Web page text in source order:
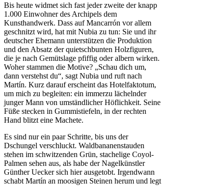
Bis heute widmet sich fast jeder zweite der knapp
1.000 Einwohner des Archipels dem
Kunsthandwerk. Dass auf Mancarrón vor allem
geschnitzt wird, hat mit Nubia zu tun: Sie und ihr
deutscher Ehemann unterstützen die Produktion
und den Absatz der quietschbunten Holzfiguren,
die je nach Gemütslage pfiffig oder albern wirken.
Woher stammen die Motive? „Schau dich um,
dann verstehst du“, sagt Nubia und ruft nach
Martín. Kurz darauf erscheint das Hotelfaktotum,
um mich zu begleiten: ein immerzu lächelnder
junger Mann von umständlicher Höflichkeit. Seine
Füße stecken in Gummistiefeln, in der rechten
Hand blitzt eine Machete.
Es sind nur ein paar Schritte, bis uns der
Dschungel verschluckt. Waldbananenstauden
stehen im schwitzenden Grün, stachelige Coyol-
Palmen sehen aus, als habe der Nagelkünstler
Günther Uecker sich hier ausgetobt. Irgendwann
schabt Martín an moosigen Steinen herum und legt